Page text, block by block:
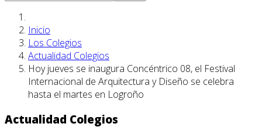
Inicio
Los Colegios
Actualidad Colegios
Hoy jueves se inaugura Concéntrico 08, el Festival
Internacional de Arquitectura y Diseño se celebra
hasta el martes en Logroño
Actualidad Colegios